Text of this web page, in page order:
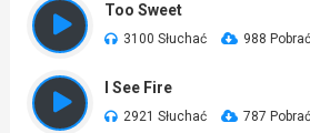
Too Sweet
3100 Słuchać 988 Pobrać
I See Fire
2921 Słuchać 787 Pobrać